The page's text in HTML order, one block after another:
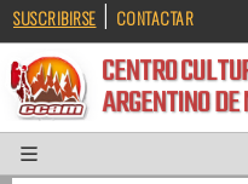
SUSCRIBIRSE | CONTACTAR
CENTRO
ARGENTINO